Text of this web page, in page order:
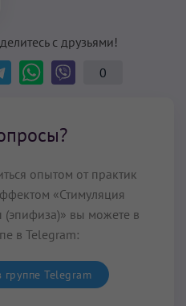
с друзьями!
0
опытом от практик
«Стимуляция
вы можете в
в Telegram:
группе Telegram